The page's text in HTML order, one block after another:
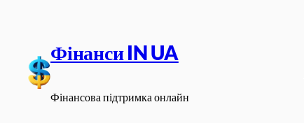
вмісту
Фінанси IN UA
Фінансова підтримка онлайн